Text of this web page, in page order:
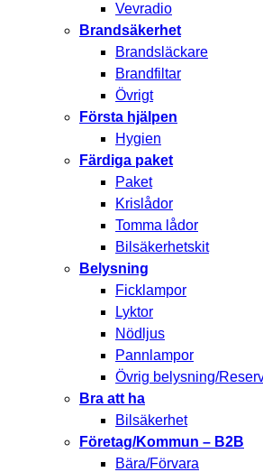
Vevradio
Brandsäkerhet
Brandsläckare
Brandfiltar
Övrigt
Första hjälpen
Hygien
Färdiga paket
Paket
Krislådor
Tomma lådor
Bilsäkerhetskit
Belysning
Ficklampor
Lyktor
Nödljus
Pannlampor
Övrig belysning/
Bra att ha
Bilsäkerhet
Företag/Kommun – B2B
Bära/Förvara